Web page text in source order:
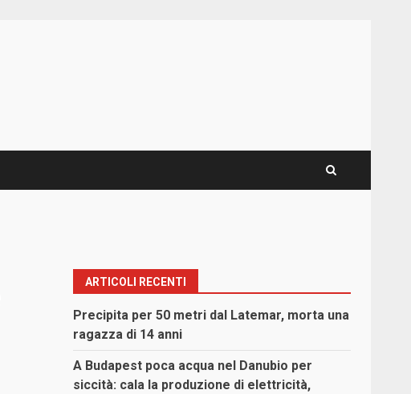
ARTICOLI RECENTI
Precipita per 50 metri dal Latemar, morta una
ragazza di 14 anni
A Budapest poca acqua nel Danubio per
siccità: cala la produzione di elettricità,